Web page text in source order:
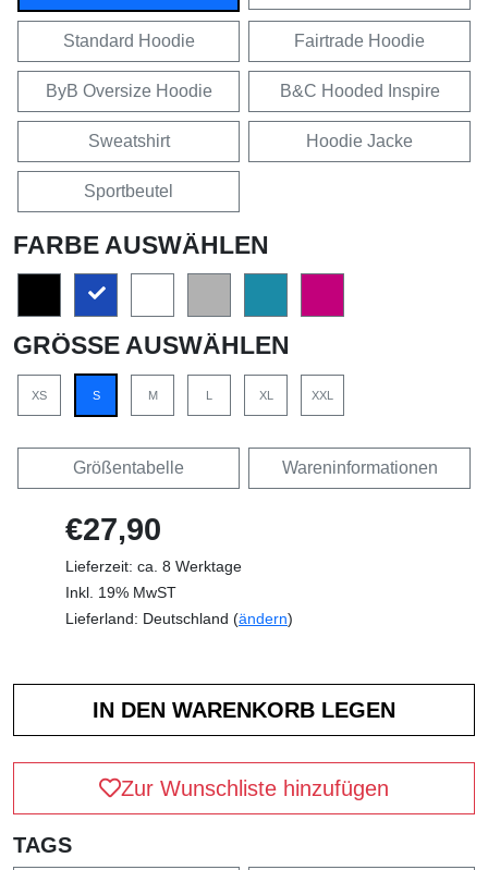
Standard Hoodie Fairtrade Hoodie
ByB Oversize Hoodie B&C Hooded Inspire
Sweatshirt Hoodie Jacke
Sportbeutel
FARBE AUSWÄHLEN
GRÖSSE AUSWÄHLEN
XS S M L XL XXL
Größentabelle Wareninformationen
€27,90
Lieferzeit: ca. 8 Werktage
Inkl. 19% MwST
Lieferland: Deutschland (ändern)
Zur Wunschliste hinzufügen
TAGS